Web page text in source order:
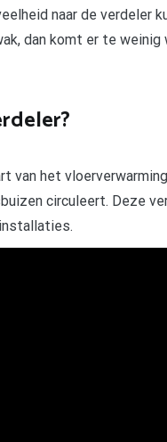
naar de verdeler
dan komt er te weinig
van het
circuleert. Deze